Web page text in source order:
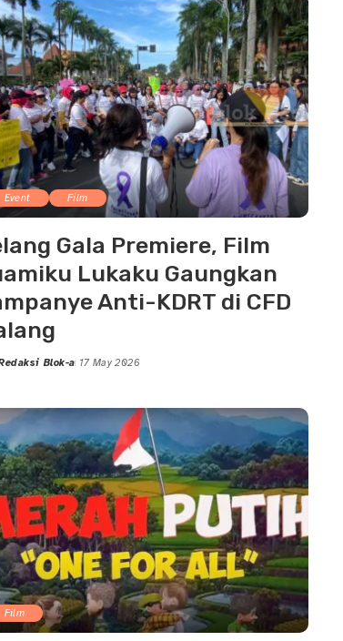
Event Film
Gala Premiere, Film
Lukaku Gaungkan
Anti-KDRT di CFD
Blok-a 17 May 2026
Film